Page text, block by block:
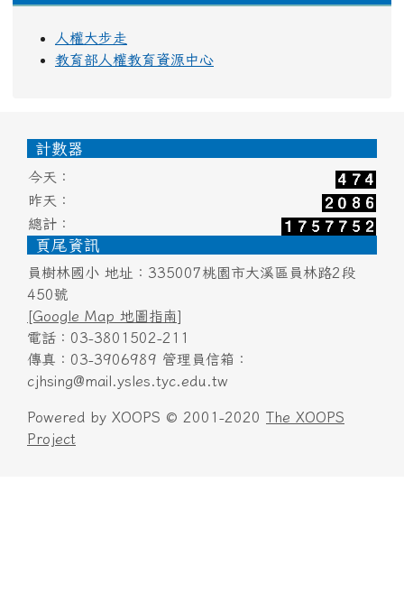
人權大步走
教育部人權教育資源中心
頁尾區域內容
計數器
今天：
昨天：
總計：
頁尾資訊
員樹林國小 地址：335007桃園市大溪區員林路2段
450號
[Google Map 地圖指南]
電話：03-3801502-211
傳真：03-3906989 管理員信箱：
cjhsing@mail.ysles.tyc.edu.tw
Powered by XOOPS © 2001-2020 The XOOPS
Project